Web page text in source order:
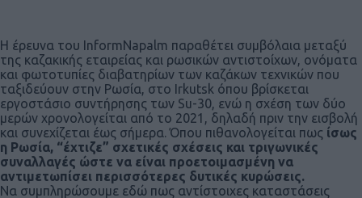
Η έρευνα του InformNapalm παραθέτει συμβόλαια μεταξύ
της καζακικής εταιρείας και ρωσικών αντιστοίχων, ονόματα
και φωτοτυπίες διαβατηρίων των καζάκων τεχνικών που
ταξιδεύουν στην Ρωσία, στο Irkutsk όπου βρίσκεται
εργοστάσιο συντήρησης των Su-30, ενώ η σχέση των δύο
μερών χρονολογείται από το 2021, δηλαδή πριν την εισβολή
και συνεχίζεται έως σήμερα. Όπου πιθανολογείται πως ίσως
η Ρωσία, “έχτιζε” σχετικές σχέσεις και τριγωνικές
συναλλαγές ώστε να είναι προετοιμασμένη να
αντιμετωπίσει περισσότερες δυτικές κυρώσεις.
Να συμπληρώσουμε εδώ πως αντίστοιχες καταστάσεις